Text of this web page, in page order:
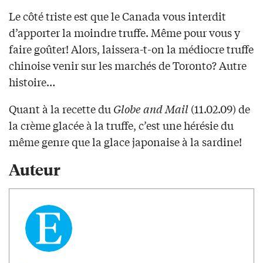
Le côté triste est que le Canada vous interdit
d’apporter la moindre truffe. Même pour vous y
faire goûter! Alors, laissera-t-on la médiocre truffe
chinoise venir sur les marchés de Toronto? Autre
histoire…
Quant à la recette duGlobe and Mail(11.02.09) de
la crème glacée à la truffe, c’est une hérésie du
même genre que la glace japonaise à la sardine!
Auteur